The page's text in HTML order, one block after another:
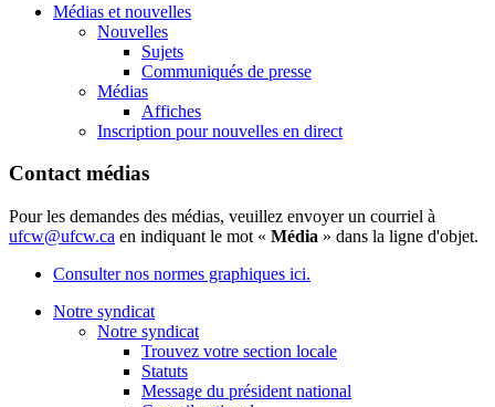
Médias et nouvelles
Nouvelles
Sujets
Communiqués de presse
Médias
Affiches
Inscription pour nouvelles en direct
Contact médias
Pour les demandes des médias, veuillez envoyer un courriel à
ufcw@ufcw.ca en indiquant le mot « Média » dans la ligne d'objet.
Consulter nos normes graphiques ici.
Notre syndicat
Notre syndicat
Trouvez votre section locale
Statuts
Message du président national